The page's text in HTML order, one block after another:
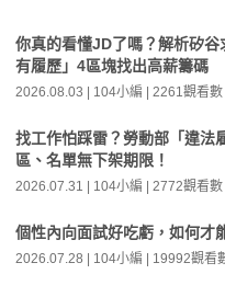
你真的看懂JD了嗎？解析矽
有履歷」4區塊找出高薪籌碼
2026.08.03 | 104小編 | 2261觀看數
找工作怕踩雷？勞動部「違法
區、名單無下架期限！
2026.07.31 | 104小編 | 2772觀看數
個性內向面試好吃虧，如何才
2026.07.28 | 104小編 | 19992觀看